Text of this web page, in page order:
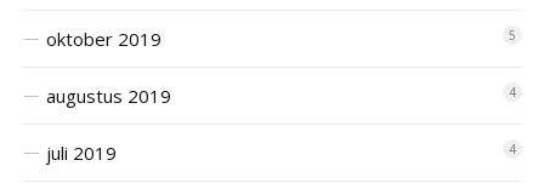
oktober 2019 5
augustus 2019 4
juli 2019 4